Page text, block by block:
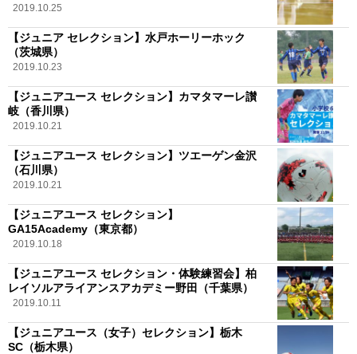
2019.10.25
【ジュニア セレクション】水戸ホーリーホック
（茨城県）
2019.10.23
【ジュニアユース セレクション】カマタマーレ讃
岐（香川県）
2019.10.21
【ジュニアユース セレクション】ツエーゲン金沢
（石川県）
2019.10.21
【ジュニアユース セレクション】
GA15Academy（東京都）
2019.10.18
【ジュニアユース セレクション・体験練習会】柏
レイソルアライアンスアカデミー野田（千葉県）
2019.10.11
【ジュニアユース（女子）セレクション】栃木
SC（栃木県）